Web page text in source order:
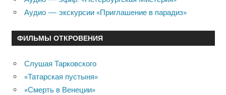
Аудио — экскурсии «Приглашение в парадиз»
ФИЛЬМЫ ОТКРОВЕНИЯ
Слушая Тарковского
«Татарская пустыня»
«Смерть в Венеции»